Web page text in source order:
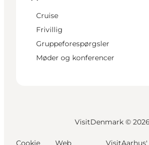
Cruise
Frivillig
Gruppeforespørgsler
Møder og konferencer
VisitDenmark © 2026
Cookie Web